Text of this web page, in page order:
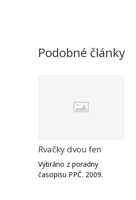
Podobné články
Rvačky dvou fen
Vybráno z poradny
časopisu PPČ. 2009.